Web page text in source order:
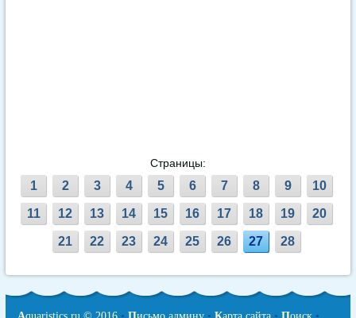
Страницы:
1 2 3 4 5 6 7 8 9 10
11 12 13 14 15 16 17 18 19 20
21 22 23 24 25 26 27 28